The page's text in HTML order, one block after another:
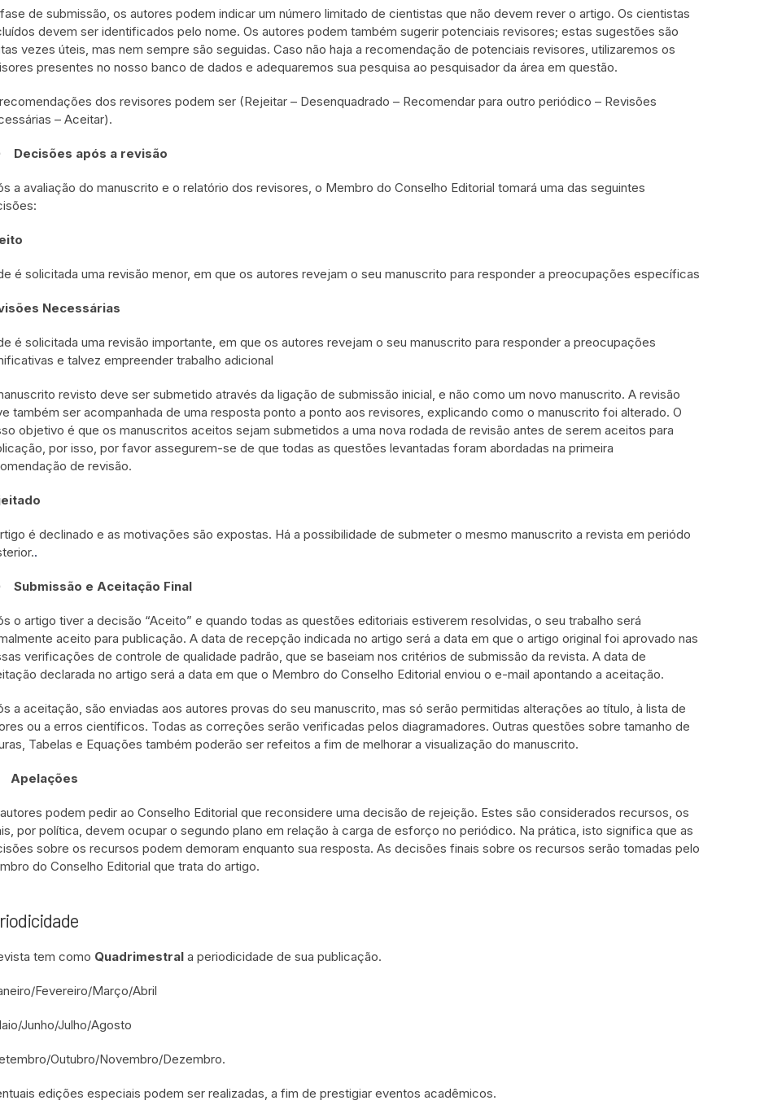
de submissão, os autores podem indicar um número limitado de cientistas que não devem rever o artigo. Os cientistas
devem ser identificados pelo nome. Os autores podem também sugerir potenciais revisores; estas sugestões são
vezes úteis, mas nem sempre são seguidas. Caso não haja a recomendação de potenciais revisores, utilizaremos os
presentes no nosso banco de dados e adequaremos sua pesquisa ao pesquisador da área em questão.
dos revisores podem ser (Rejeitar – Desenquadrado – Recomendar para outro periódico – Revisões
– Aceitar).
Decisões após a revisão
a avaliação do manuscrito e o relatório dos revisores, o Membro do Conselho Editorial tomará uma das seguintes
é solicitada uma revisão menor, em que os autores revejam o seu manuscrito para responder a preocupações específicas
Necessárias
é solicitada uma revisão importante, em que os autores revejam o seu manuscrito para responder a preocupações
e talvez empreender trabalho adicional
revisto deve ser submetido através da ligação de submissão inicial, e não como um novo manuscrito. A revisão
também ser acompanhada de uma resposta ponto a ponto aos revisores, explicando como o manuscrito foi alterado. O
objetivo é que os manuscritos aceitos sejam submetidos a uma nova rodada de revisão antes de serem aceitos para
por isso, por favor assegurem-se de que todas as questões levantadas foram abordadas na primeira
de revisão.
é declinado e as motivações são expostas. Há a possibilidade de submeter o mesmo manuscrito a revista em periódo
.
Submissão e Aceitação Final
o artigo tiver a decisão “Aceito” e quando todas as questões editoriais estiverem resolvidas, o seu trabalho será
aceito para publicação. A data de recepção indicada no artigo será a data em que o artigo original foi aprovado nas
verificações de controle de qualidade padrão, que se baseiam nos critérios de submissão da revista. A data de
declarada no artigo será a data em que o Membro do Conselho Editorial enviou o e-mail apontando a aceitação.
a aceitação, são enviadas aos autores provas do seu manuscrito, mas só serão permitidas alterações ao título, à lista de
ou a erros científicos. Todas as correções serão verificadas pelos diagramadores. Outras questões sobre tamanho de
Tabelas e Equações também poderão ser refeitos a fim de melhorar a visualização do manuscrito.
Apelações
podem pedir ao Conselho Editorial que reconsidere uma decisão de rejeição. Estes são considerados recursos, os
por política, devem ocupar o segundo plano em relação à carga de esforço no periódico. Na prática, isto significa que as
sobre os recursos podem demoram enquanto sua resposta. As decisões finais sobre os recursos serão tomadas pelo
do Conselho Editorial que trata do artigo.
tem como Quadrimestral a periodicidade de sua publicação.
Fevereiro/Março/Abril
Junho/Julho/Agosto
Outubro/Novembro/Dezembro.
edições especiais podem ser realizadas, a fim de prestigiar eventos acadêmicos.